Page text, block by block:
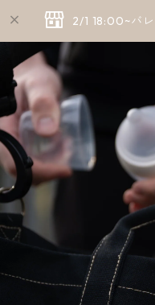
2/1 18:00~バレ